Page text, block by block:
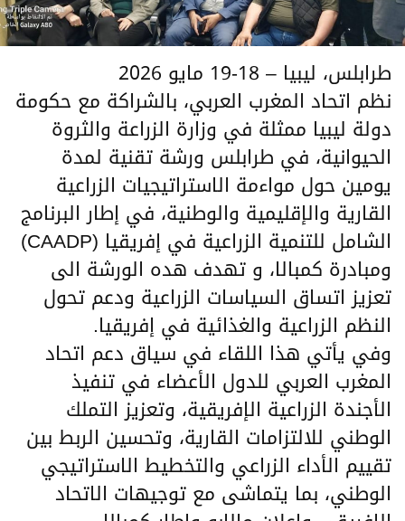
طرابلس، ليبيا – 18-19 مايو 2026
نظم اتحاد المغرب العربي، بالشراكة مع حكومة
دولة ليبيا ممثلة في وزارة الزراعة والثروة
الحيوانية، في طرابلس ورشة تقنية لمدة
يومين حول مواءمة الاستراتيجيات الزراعية
القارية والإقليمية والوطنية، في إطار البرنامج
الشامل للتنمية الزراعية في إفريقيا (CAADP)
ومبادرة كمبالا، و تهدف هده الورشة الى
تعزيز اتساق السياسات الزراعية ودعم تحول
النظم الزراعية والغذائية في إفريقيا.
وفي يأتي هذا اللقاء في سياق دعم اتحاد
المغرب العربي للدول الأعضاء في تنفيذ
الأجندة الزراعية الإفريقية، وتعزيز التملك
الوطني للالتزامات القارية، وتحسين الربط بين
تقييم الأداء الزراعي والتخطيط الاستراتيجي
الوطني، بما يتماشى مع توجيهات الاتحاد